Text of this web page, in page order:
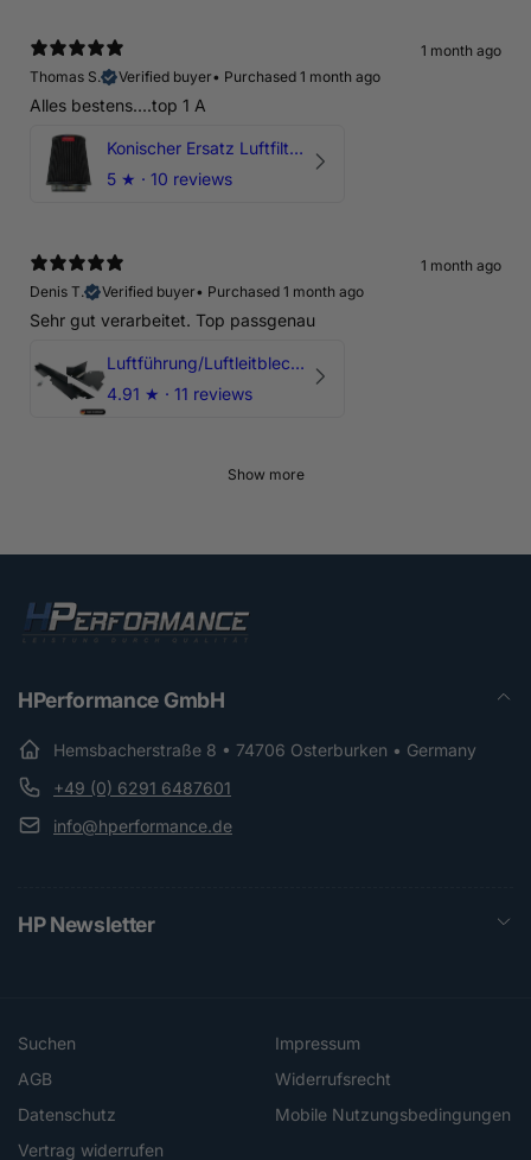
1 month ago
Thomas S.
Verified buyer• Purchased 1 month ago
Alles bestens....top 1 A
Konischer Ersatz Luftfilter Pilz - 4" & 5" Offene Ansaugung
5 ★ · 10 reviews
1 month ago
Denis T.
Verified buyer• Purchased 1 month ago
Sehr gut verarbeitet. Top passgenau
Luftführung/Luftleitblech 5" 125mm offene Ansaugung HPerformance
4.91 ★ · 11 reviews
Show more
HPerformance GmbH
Hemsbacherstraße 8 • 74706 Osterburken • Germany
+49 (0) 6291 6487601
info@hperformance.de
HP Newsletter
Suchen
Impressum
AGB
Widerrufsrecht
Datenschutz
Mobile Nutzungsbedingungen
Vertrag widerrufen